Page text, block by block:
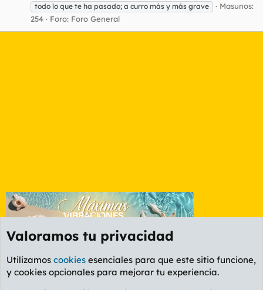
todo lo que te ha pasado; a curro más y más grave
Masunos:
254
Foro: Foro General
Etiquetas
Valoramos tu privacidad
Utilizamos cookies esenciales para que este sitio funcione,
y cookies opcionales para mejorar tu experiencia.